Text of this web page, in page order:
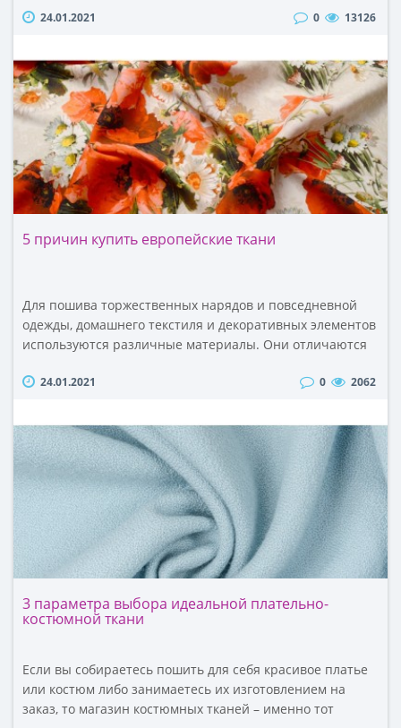
характеристики. С другой стороны, природное
почему такие материалы чаще всего используют для
пошива торжественных нарядов, красивого постельного
бель..
24.01.2021 0 13126
5 причин купить европейские ткани
Для пошива торжественных нарядов и повседневной
одежды, домашнего текстиля и декоративных элементов
используются различные материалы. Они отличаются
стоимостью. Изготавливаются такие изделия из разных
по всей России, купить европейские ткани следует у
надежного поставщика – в интернет-магазине «Anna».
По..
24.01.2021 0 2062
3 параметра выбора идеальной плательно-
костюмной ткани
Если вы собираетесь пошить для себя красивое платье
или костюм либо занимаетесь их изготовлением на
заказ, то магазин костюмных тканей – именно тот